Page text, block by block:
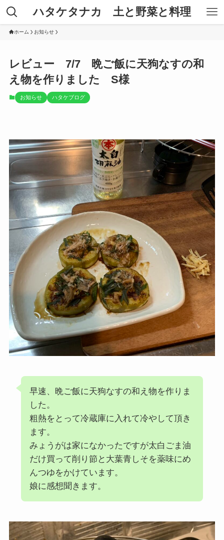
ハタケタナカ 土と野菜と料理
ホーム お知らせ
レビュー 7/7 晩ご飯に天狗なすの和
え物を作りました S様
お知らせ ハタケブログ
早速、晩ご飯に天狗なすの和え物を作りま
した。
粗熱をとって冷蔵庫に入れて冷やして頂き
ます。
みょうがは家になかったですが太白ごま油
だけ買って削り節と大葉青しそを薬味にめ
んつゆをかけています。
娘に感想聞きます。